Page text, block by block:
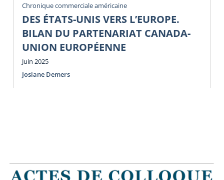
Chronique commerciale américaine
DES ÉTATS-UNIS VERS L’EUROPE.
BILAN DU PARTENARIAT CANADA-
UNION EUROPÉENNE
Juin 2025
Josiane Demers